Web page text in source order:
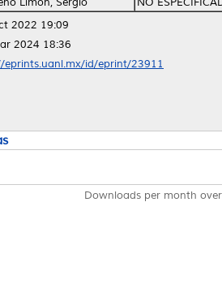
2022 19:09
2024 18:36
eprints.uanl.mx/id/eprint/23911
Downloads per month